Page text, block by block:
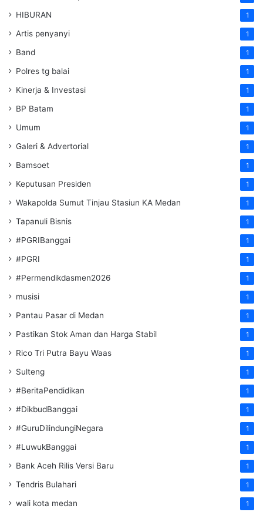
HIBURAN 1
Artis penyanyi 1
Band 1
Polres tg balai 1
Kinerja & Investasi 1
BP Batam 1
Umum 1
Galeri & Advertorial 1
Bamsoet 1
Keputusan Presiden 1
Wakapolda Sumut Tinjau Stasiun KA Medan 1
Tapanuli Bisnis 1
#PGRIBanggai 1
#PGRI 1
#Permendikdasmen2026 1
musisi 1
Pantau Pasar di Medan 1
Pastikan Stok Aman dan Harga Stabil 1
Rico Tri Putra Bayu Waas 1
Sulteng 1
#BeritaPendidikan 1
#DikbudBanggai 1
#GuruDilindungiNegara 1
#LuwukBanggai 1
Bank Aceh Rilis Versi Baru 1
Tendris Bulahari 1
wali kota medan 1